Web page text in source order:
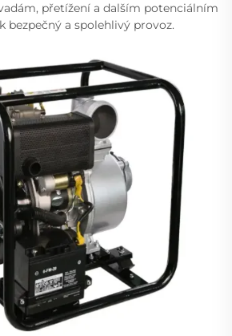
přetížení a dalším potenciálním
bezpečný a spolehlivý provoz.